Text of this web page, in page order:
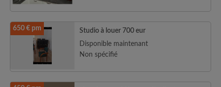
650 € pm
Studio à louer 700 eur
Disponible maintenant
Non spécifié